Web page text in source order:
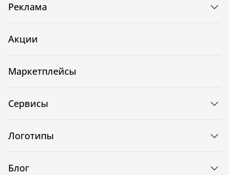
Реклама
Акции
Маркетплейсы
Сервисы
Логотипы
Блог